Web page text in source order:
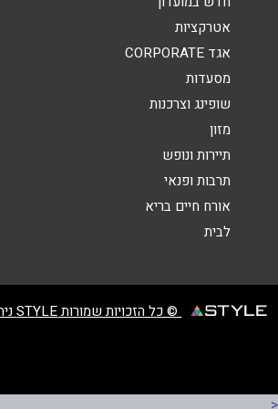
הודעה
אטרקציות
אגד CORPORATE
מסעדות
שופינג וצרכנות
מזון
תיירות ונופש
תרבות ופנאי
אורח חיים בריא
לבית
© כל הזכויות שמורות STYLE ניהול מועדוני לקוחות